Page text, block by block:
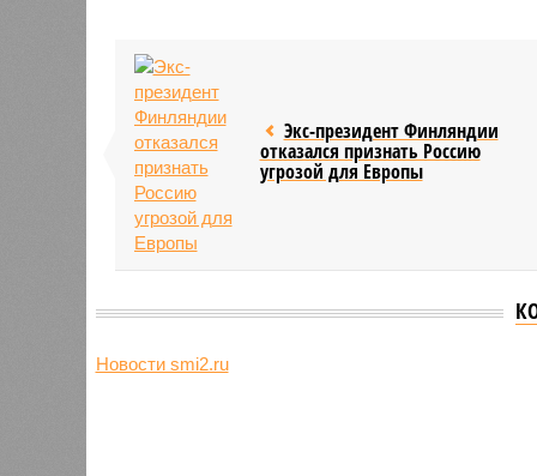
Экс-президент Финляндии
отказался признать Россию
угрозой для Европы
Новости smi2.ru